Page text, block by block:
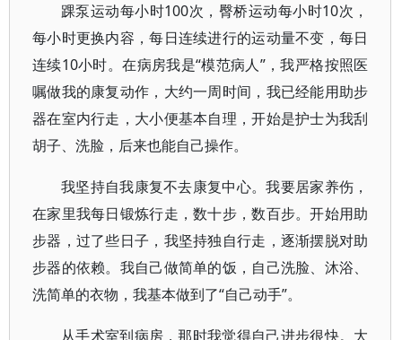
踝泵运动每小时100次，臀桥运动每小时10次，
每小时更换内容，每日连续进行的运动量不变，每日
连续10小时。在病房我是“模范病人”，我严格按照医
嘱做我的康复动作，大约一周时间，我已经能用助步
器在室内行走，大小便基本自理，开始是护士为我刮
胡子、洗脸，后来也能自己操作。
我坚持自我康复不去康复中心。我要居家养伤，
在家里我每日锻炼行走，数十步，数百步。开始用助
步器，过了些日子，我坚持独自行走，逐渐摆脱对助
步器的依赖。我自己做简单的饭，自己洗脸、沐浴、
洗简单的衣物，我基本做到了“自己动手”。
从手术室到病房，那时我觉得自己进步很快。大